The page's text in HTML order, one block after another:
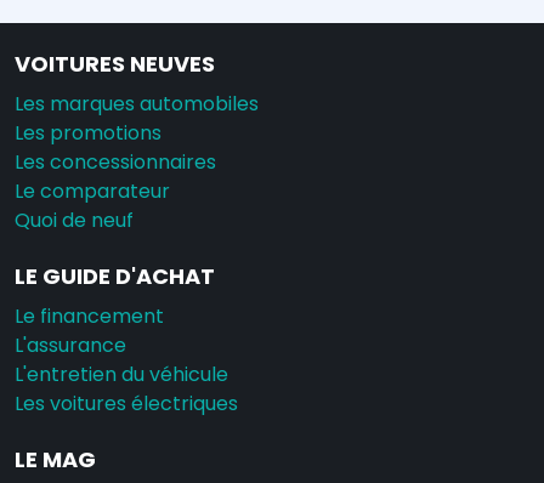
VOITURES NEUVES
Les marques automobiles
Les promotions
Les concessionnaires
Le comparateur
Quoi de neuf
LE GUIDE D'ACHAT
Le financement
L'assurance
L'entretien du véhicule
Les voitures électriques
LE MAG